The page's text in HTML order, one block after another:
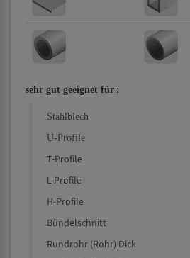
sehr gut geeignet für :
Stahlblech
U-Profile
T-Profile
L-Profile
H-Profile
Bündelschnitt
Rundrohr (Rohr) Dick